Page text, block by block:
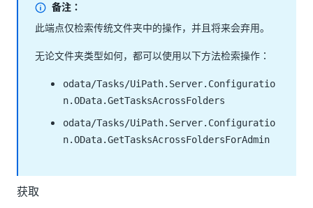
备注：
此端点仅检索传统文件夹中的操作，并且将来会弃用。
无论文件夹类型如何，都可以使用以下方法检索操作：
odata/Tasks/UiPath.Server.Configuratio
n.OData.GetTasksAcrossFolders
odata/Tasks/UiPath.Server.Configuratio
n.OData.GetTasksAcrossFoldersForAdmin
获取